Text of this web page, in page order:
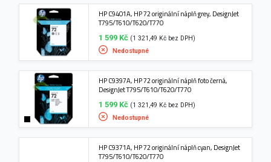
HP C9401A, HP 72 originální náplň grey, DesignJet
T795/T610/T620/T770
1 599 Kč (1 321,49 Kč bez DPH)
Nedostupné
HP C9397A, HP 72 originální náplň foto černá,
DesignJet T795/T610/T620/T770
1 599 Kč (1 321,49 Kč bez DPH)
Nedostupné
HP C9371A, HP 72 originální náplň cyan, DesignJet
T795/T610/T620/T770